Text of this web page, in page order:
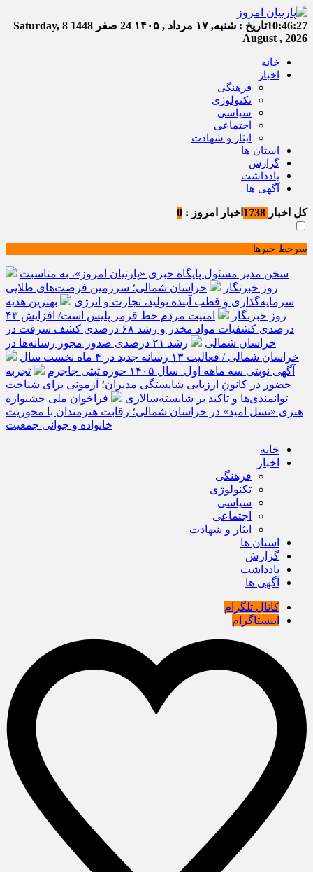
10:46:27تاریخ : شنبه, ۱۷ مرداد , ۱۴۰۵ 24 صفر 1448
Saturday, 8
August , 2026
خانه
اخبار
فرهنگی
تکنولوژی
سیاسی
اجتماعی
ایثار و شهادت
استان ها
گزارش
یادداشت
آگهی ها
کل اخبار اخبار امروز : 0
سرخط خبرها
سخن مدیر مسئول پایگاه خبری «پارتیان امروز»، به مناسبت
روز خبرنگار
خراسان شمالی؛ سرزمین فرصت‌های طلایی
سرمایه‌گذاری و قطب آینده تولید، تجارت و انرژی
بهترین هدیه
روز خبرنگار
امنیت مردم خط قرمز پلیس است/ افزایش ۴۳
درصدی کشفیات مواد مخدر و رشد ۶۸ درصدی کشف سرقت در
خراسان شمالی
رشد ۲۱ درصدی صدور مجوز رسانه‌ها در
خراسان شمالی / فعالیت ۱۳ رسانه جدید در ۴ ماه نخست سال
آگهی نوبتی سه ماهه اول سال ۱۴۰۵ حوزه ثبتی جاجرم
تجربه
حضور در کانون ارزیابی شایستگی مدیران؛ آزمونی برای شناخت
توانمندی‌ها و تأکید بر شایسته‌سالاری
فراخوان ملی جشنواره
هنری «نسل امید» در خراسان شمالی؛ رقابت هنرمندان با محوریت
خانواده و جوانی جمعیت
خانه
اخبار
فرهنگی
تکنولوژی
سیاسی
اجتماعی
ایثار و شهادت
استان ها
گزارش
یادداشت
آگهی ها
کانال تلگرام
اینستاگرام